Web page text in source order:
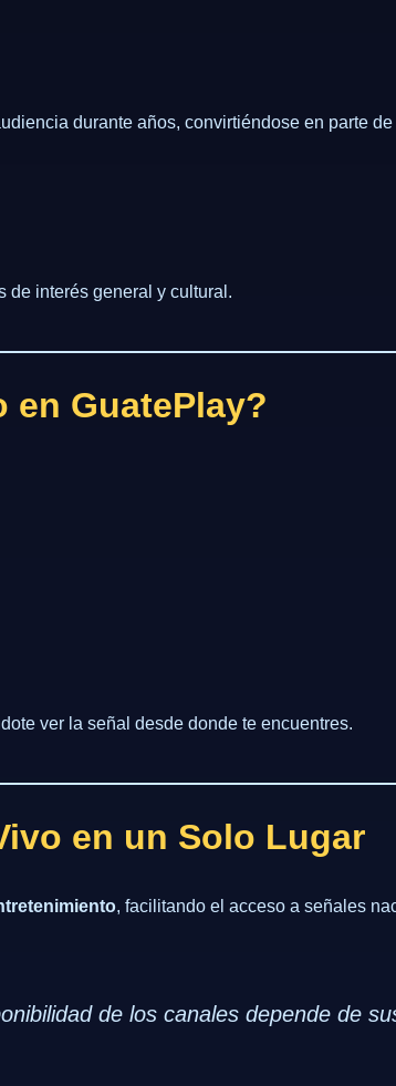
durante años, convirtiéndose en parte
de interés general y cultural.
en GuatePlay?
ver la señal desde donde te encuentres.
en un Solo Lugar
, facilitando el acceso a señales
de los canales depende de